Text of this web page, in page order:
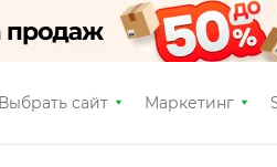
Выбрать сайт Маркетинг